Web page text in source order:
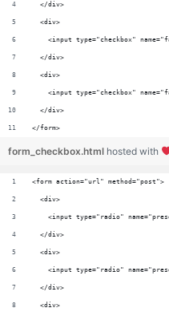
  </div>
  <div>
<input type="checkbox"
  </div>
  <div>
<input type="checkbox"
  </div>
</form>
form_checkbox.html hosted with
<form action="url" method="post">
  <div>
<input type="radio"
  </div>
  <div>
<input type="radio"
  </div>
  <div>